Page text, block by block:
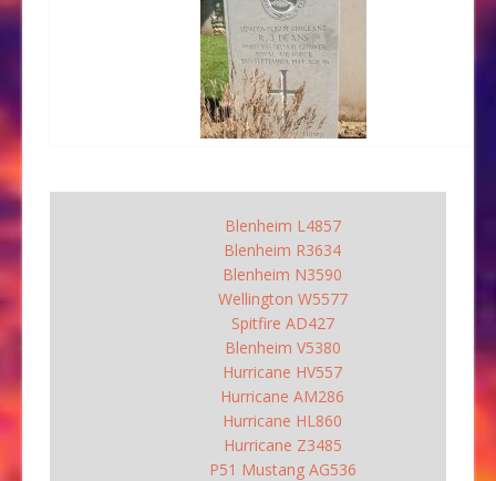
Blenheim L4857
Blenheim R3634
Blenheim N3590
Wellington W5577
Spitfire AD427
Blenheim V5380
Hurricane HV557
Hurricane AM286
Hurricane HL860
Hurricane Z3485
P51 Mustang AG536